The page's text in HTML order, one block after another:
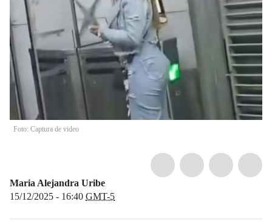
Foto: Captura de video
Maria Alejandra Uribe
15/12/2025 - 16:40 GMT-5